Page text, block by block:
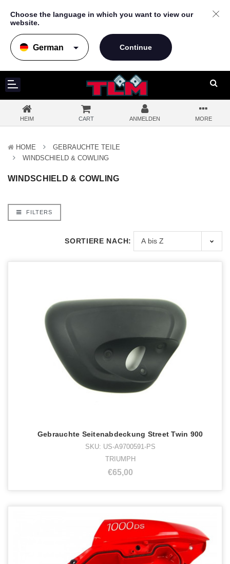
Choose the language in which you want to view our
website.
arrow_drop_down
HEIM CART ANMELDEN MORE
HOME
GEBRAUCHTE TEILE
WINDSCHIELD & COWLING
WINDSCHIELD & COWLING
FILTERS
SORTIERE NACH:
Gebrauchte Seitenabdeckung Street Twin 900
SKU: US-A9700591-PS
TRIUMPH
€65,00